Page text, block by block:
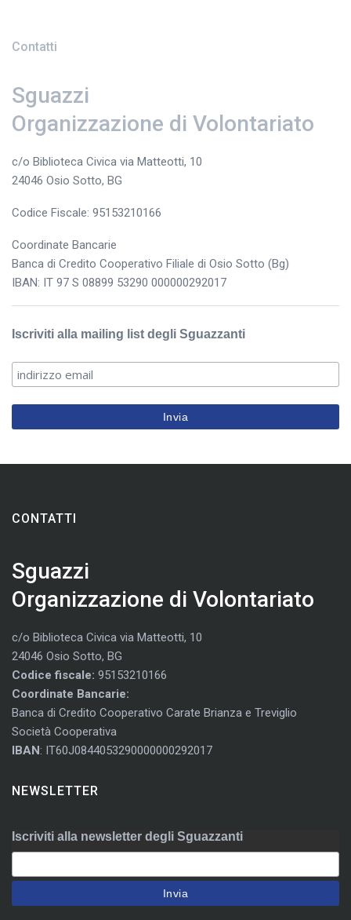
Contatti
Sguazzi
Organizzazione di Volontariato
c/o Biblioteca Civica via Matteotti, 10
24046 Osio Sotto, BG
Codice Fiscale: 95153210166
Coordinate Bancarie
Banca di Credito Cooperativo Filiale di Osio Sotto (Bg)
IBAN: IT 97 S 08899 53290 000000292017
Iscriviti alla mailing list degli Sguazzanti
CONTATTI
Sguazzi
Organizzazione di Volontariato
c/o Biblioteca Civica via Matteotti, 10
24046 Osio Sotto, BG
Codice fiscale: 95153210166
Coordinate Bancarie:
Banca di Credito Cooperativo Carate Brianza e Treviglio
Società Cooperativa
IBAN: IT60J0844053290000000292017
NEWSLETTER
Iscriviti alla newsletter degli Sguazzanti